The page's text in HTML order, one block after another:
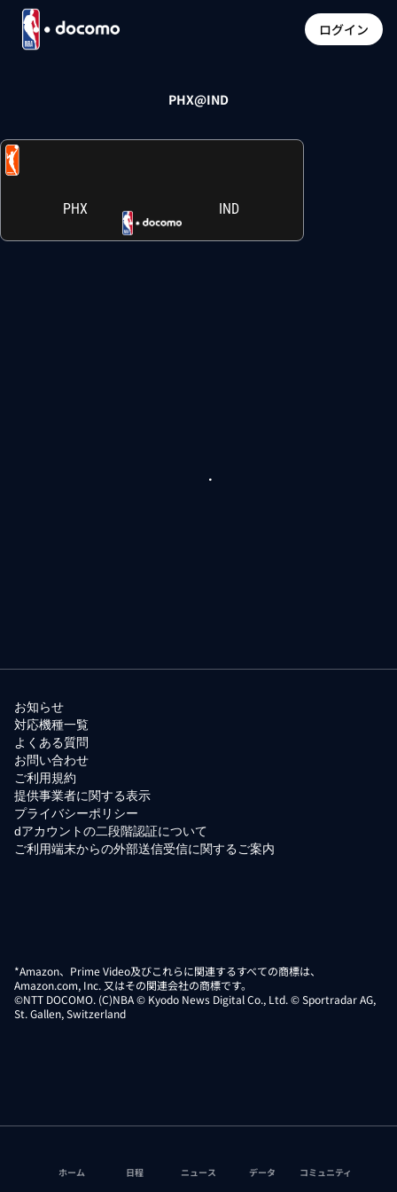
ログイン
PHX@IND
PHX IND
お知らせ
対応機種一覧
よくある質問
お問い合わせ
ご利用規約
提供事業者に関する表示
プライバシーポリシー
dアカウントの二段階認証について
ご利用端末からの外部送信受信に関するご案内
*Amazon、Prime Video及びこれらに関連するすべての商標は、
Amazon.com, Inc. 又はその関連会社の商標です。
©NTT DOCOMO. (C)NBA © Kyodo News Digital Co., Ltd. © Sportradar AG,
St. Gallen, Switzerland
ホーム 日程 ニュース データ コミュニティ